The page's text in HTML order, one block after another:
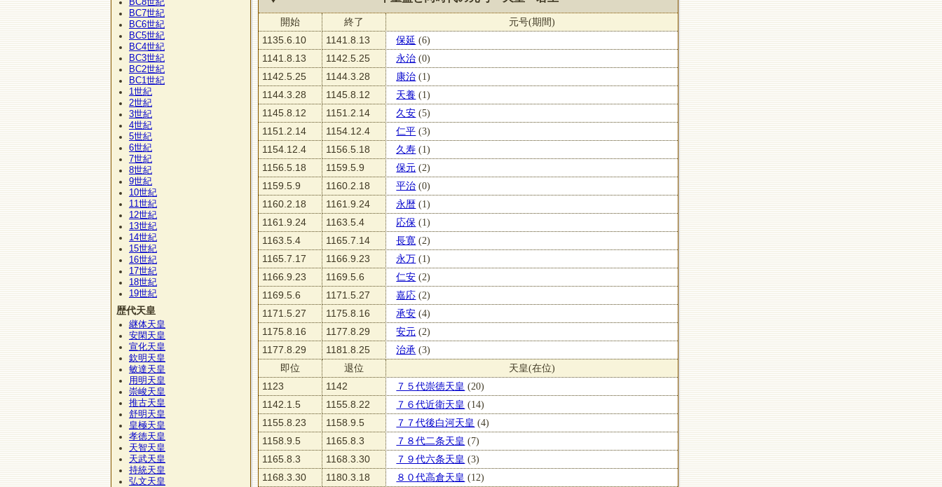
開始 終了
元号(期間)
1135.6.10
1141.8.13 保延 (6)
1141.8.13
1142.5.25 永治 (0)
1142.5.25
1144.3.28 康治 (1)
1144.3.28
1145.8.12 天養 (1)
1145.8.12
1151.2.14 久安 (5)
1151.2.14
1154.12.4 仁平 (3)
1154.12.4
1156.5.18 久寿 (1)
1156.5.18
1159.5.9 保元 (2)
1159.5.9
1160.2.18 平治 (0)
1160.2.18
1161.9.24 永暦 (1)
1161.9.24
1163.5.4 応保 (1)
1163.5.4
1165.7.14 長寛 (2)
1165.7.17
1166.9.23 永万 (1)
1166.9.23
1169.5.6 仁安 (2)
1169.5.6
1171.5.27 嘉応 (2)
1171.5.27
1175.8.16 承安 (4)
1175.8.16
1177.8.29 安元 (2)
1177.8.29
1181.8.25 治承 (3)
即位
退位
天皇(在位)
1123
1142 ７５代崇徳天皇 (20)
1142.1.5
1155.8.22 ７６代近衛天皇 (14)
1155.8.23
1158.9.5 ７７代後白河天皇 (4)
1158.9.5
1165.8.3 ７８代二条天皇 (7)
1165.8.3
1168.3.30 ７９代六条天皇 (3)
1168.3.30
1180.3.18 ８０代高倉天皇 (12)
世紀
BC7世紀
BC6世紀
BC5世紀
BC4世紀
BC3世紀
BC2世紀
BC1世紀
1世紀
2世紀
3世紀
4世紀
5世紀
6世紀
7世紀
8世紀
9世紀
10世紀
11世紀
12世紀
13世紀
14世紀
15世紀
16世紀
17世紀
18世紀
19世紀
歴代天皇
継体天皇
安閑天皇
宣化天皇
欽明天皇
敏達天皇
用明天皇
崇峻天皇
推古天皇
舒明天皇
皇極天皇
孝徳天皇
天智天皇
天武天皇
持統天皇
弘文天皇